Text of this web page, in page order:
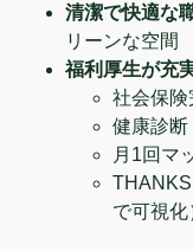
清潔で快適な
リーンな空間
福利厚生が充
社会保険
健康診断
月1回マ
で可視化